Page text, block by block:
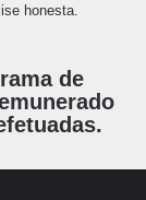
honesta.
de